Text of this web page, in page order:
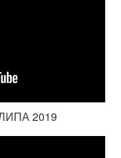
2019